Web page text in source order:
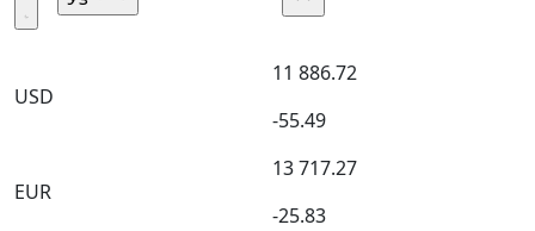
USD
11 886.72
-55.49
EUR
13 717.27
-25.83